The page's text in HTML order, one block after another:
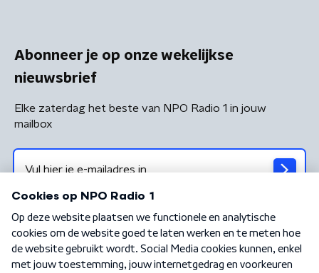
Abonneer je op onze wekelijkse
nieuwsbrief
Elke zaterdag het beste van NPO Radio 1 in jouw
mailbox
Algemene voorwaarden